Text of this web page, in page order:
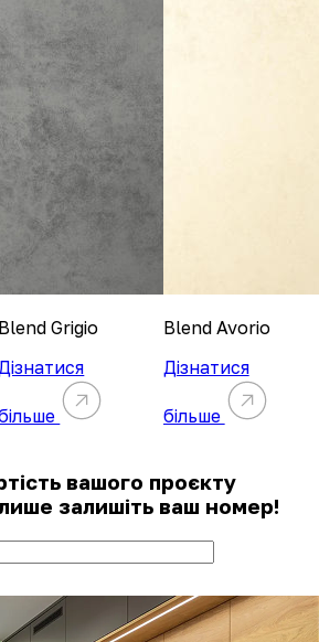
Blend Grigio
Blend Avorio
Дізнатися
більше
вашого проєкту
залишіть ваш номер!